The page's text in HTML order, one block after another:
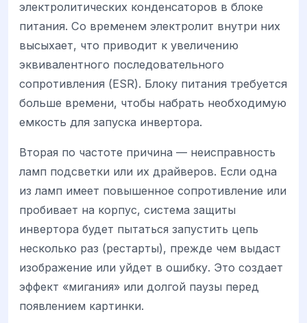
электролитических конденсаторов в блоке
питания. Со временем электролит внутри них
высыхает, что приводит к увеличению
эквивалентного последовательного
сопротивления (ESR). Блоку питания требуется
больше времени, чтобы набрать необходимую
емкость для запуска инвертора.
Вторая по частоте причина — неисправность
ламп подсветки или их драйверов. Если одна
из ламп имеет повышенное сопротивление или
пробивает на корпус, система защиты
инвертора будет пытаться запустить цепь
несколько раз (рестарты), прежде чем выдаст
изображение или уйдет в ошибку. Это создает
эффект «мигания» или долгой паузы перед
появлением картинки.